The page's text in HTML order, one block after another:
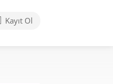
Kayıt Ol